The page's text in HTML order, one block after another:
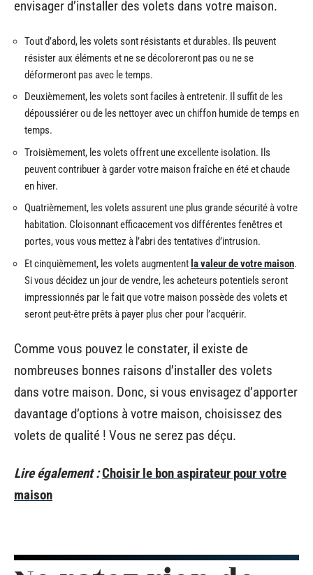
envisager d’installer des volets dans votre maison.
Tout d’abord, les volets sont résistants et durables. Ils peuvent
résister aux éléments et ne se décoloreront pas ou ne se
déformeront pas avec le temps.
Deuxièmement, les volets sont faciles à entretenir. Il suffit de les
dépoussiérer ou de les nettoyer avec un chiffon humide de temps en
temps.
Troisièmement, les volets offrent une excellente isolation. Ils
peuvent contribuer à garder votre maison fraîche en été et chaude
en hiver.
Quatrièmement, les volets assurent une plus grande sécurité à votre
habitation. Cloisonnant efficacement vos différentes fenêtres et
portes, vous vous mettez à l’abri des tentatives d’intrusion.
Et cinquièmement, les volets augmentent la valeur de votre maison.
Si vous décidez un jour de vendre, les acheteurs potentiels seront
impressionnés par le fait que votre maison possède des volets et
seront peut-être prêts à payer plus cher pour l’acquérir.
Comme vous pouvez le constater, il existe de
nombreuses bonnes raisons d’installer des volets
dans votre maison. Donc, si vous envisagez d’apporter
davantage d’options à votre maison, choisissez des
volets de qualité ! Vous ne serez pas déçu.
Lire également :Choisir le bon aspirateur pour votre
maison